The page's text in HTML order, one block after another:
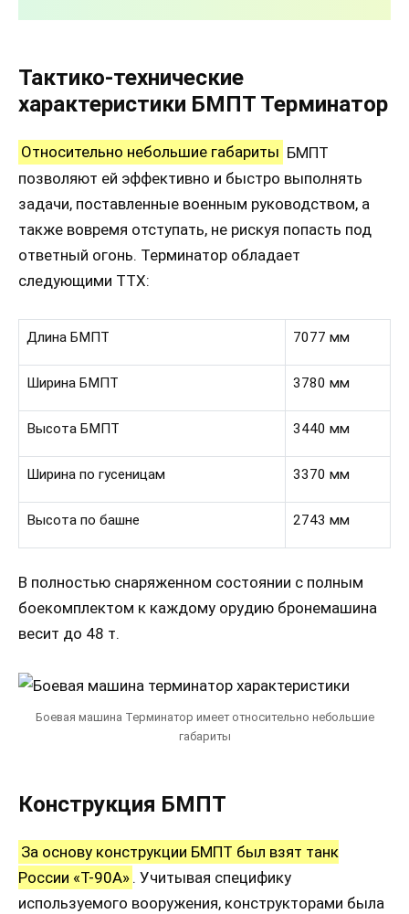
Тактико-технические
характеристики БМПТ Терминатор
Относительно небольшие габариты БМПТ
позволяют ей эффективно и быстро выполнять
задачи, поставленные военным руководством, а
также вовремя отступать, не рискуя попасть под
ответный огонь. Терминатор обладает
следующими ТТХ:
Длина БМПТ 7077 мм
Ширина БМПТ 3780 мм
Высота БМПТ 3440 мм
Ширина по гусеницам 3370 мм
Высота по башне 2743 мм
В полностью снаряженном состоянии с полным
боекомплектом к каждому орудию бронемашина
весит до 48 т.
Боевая машина Терминатор имеет относительно небольшие
габариты
Конструкция БМПТ
За основу конструкции БМПТ был взят танк
России «Т-90А» . Учитывая специфику
используемого вооружения, конструкторами была